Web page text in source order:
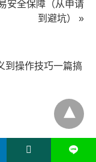
安全保障（从申请
到避坑） »
到操作技巧一篇搞
L